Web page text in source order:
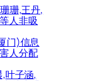
珊,王丹,
人非吸
门)信息
人分配
,叶子涵,